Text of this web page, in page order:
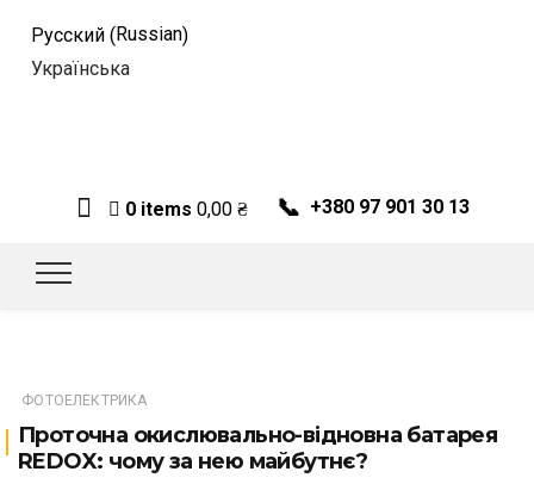
Русский (Russian)
Українська
0 items 0,00 ₴ 📞 +380 97 901 30 13
ФОТОЕЛЕКТРИКА
Проточна окислювально-відновна батарея
REDOX: чому за нею майбутнє?